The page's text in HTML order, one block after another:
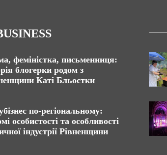
феміністка, письменниця:
блогерки родом з
Каті Бльостки
по-регіональному:
особистості та особливості
індустрії Рівненщини